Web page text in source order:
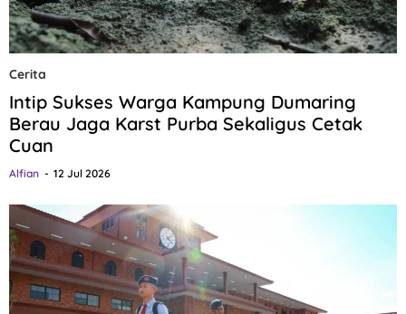
Cerita
Intip Sukses Warga Kampung Dumaring
Berau Jaga Karst Purba Sekaligus Cetak
Cuan
Alfian 12 Jul 2026